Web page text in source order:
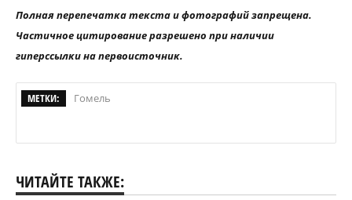
Полная перепечатка текста и фотографий запрещена.
Частичное цитирование разрешено при наличии
гиперссылки на первоисточник.
МЕТКИ: Гомель
ЧИТАЙТЕ ТАКЖЕ: